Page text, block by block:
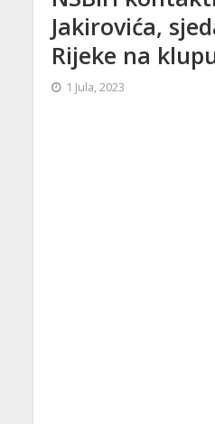
Jakirovića,
Rijeke na
1 Jula, 2023